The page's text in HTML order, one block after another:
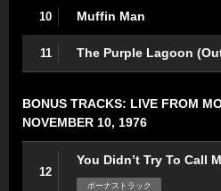
10 Muffin Man
11 The Purple Lagoon
BONUS TRACKS: LIVE FROM
NOVEMBER 10, 1976
12
You Didn’t Try To Call
ボーナストラック